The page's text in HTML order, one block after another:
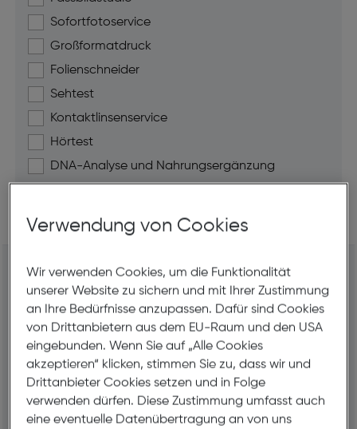
Sofortfotoservice
Großformatdruck
Folienschneider
Sehtest
Kontaktlinsenservice
Hörtest
DNA-Analyse und Nahrungsergänzung
151Geschäfte im Umkreis Liste
Hartlauer Freistadt
Linzer Straße 63
4240 Freistadt
(050) 61351701
Jetzt Termin vereinbaren
Routenplaner
geschaeft017@hartlauer.at
Verwendung von Cookies
Wir verwenden Cookies, um die Funktionalität
unserer Website zu sichern und mit Ihrer Zustimmung
an Ihre Bedürfnisse anzupassen. Dafür sind Cookies
von Drittanbietern aus dem EU-Raum und den USA
eingebunden. Wenn Sie auf „Alle Cookies
akzeptieren“ klicken, stimmen Sie zu, dass wir und
Drittanbieter Cookies setzen und in Folge
verwenden dürfen. Diese Zustimmung umfasst auch
eine eventuelle Datenübertragung an von uns